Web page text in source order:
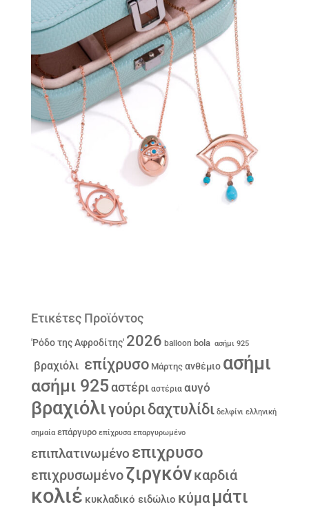
Ετικέτες Προϊόντος
'Ρόδο της Αφροδίτης' 2026 balloon bola ασήμι 925
βραχιόλι επίχρυσο Μάρτης ανθέμιο ασήμι
ασήμι 925αστέρι αστέρια αυγό
βραχιόλιγούριδαχτυλίδι δελφίνι ελληνική
σημαία επάργυρο επίχρυσα επαργυρωμένο
επιπλατινωμένο επιχρυσο
επιχρυσωμένοζιργκόνκαρδιά
κολιέ κυκλαδικό ειδώλιο κύμα μάτι